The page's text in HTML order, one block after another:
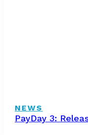
NEWS
PayDay 3: